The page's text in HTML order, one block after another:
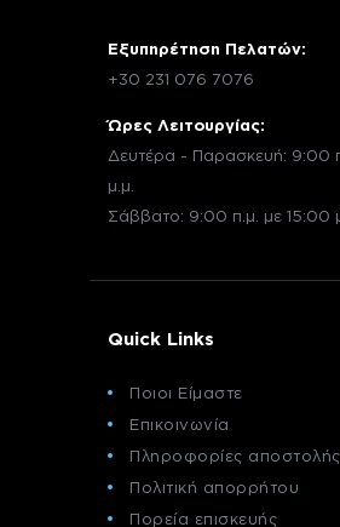
Εξυπηρέτηση Πελατών:
+30 231 076 7076
Ώρες Λειτουργίας:
Δευτέρα - Παρασκευή: 9:00
μ.μ.
Σάββατο: 9:00 π.μ. με 15:00
Quick Links
Ποιοι Είμαστε
Επικοινωνία
Πληροφορίες αποστολής
Πολιτική απορρήτου
Πορεία επισκευής